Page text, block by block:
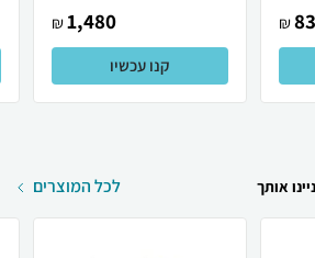
₪
1,480
₪
קנו עכשיו
אותך לכל המוצרים